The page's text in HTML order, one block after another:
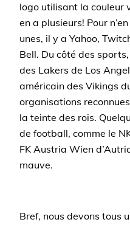
logo utilisant la couleur
en a plusieurs! Pour
unes, il y a Yahoo,
Bell. Du côté des
des Lakers de Los
américain des Vikings
organisations
la teinte des rois.
de football, comme le
FK Austria Wien
mauve.
Bref, nous devons tous